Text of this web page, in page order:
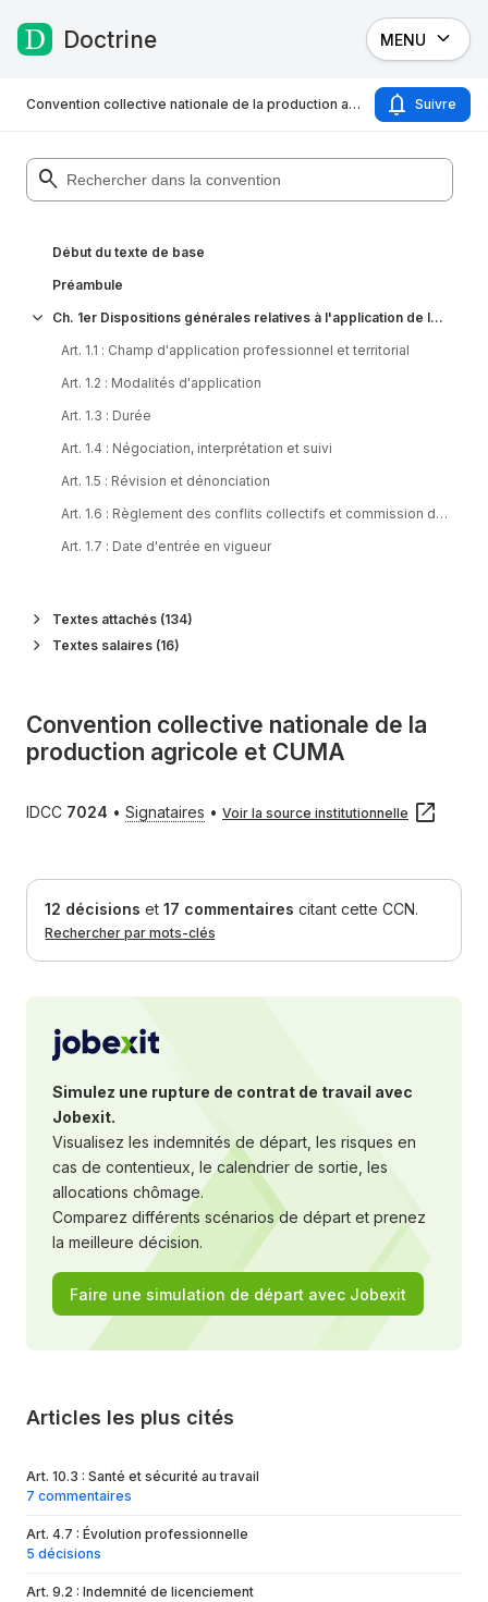
Passer au contenu
Doctrine MENU
Convention collective nationale de la production agricole et CUMA du 15 septembre 2020 Suivre
Début du texte de base
Préambule
Ch. 1er Dispositions générales relatives à l'application de la
Art. 1.1 : Champ d'application professionnel et territorial
Art. 1.2 : Modalités d'application
Art. 1.3 : Durée
Art. 1.4 : Négociation, interprétation et suivi
Art. 1.5 : Révision et dénonciation
Art. 1.6 : Règlement des conflits collectifs et commission de
Art. 1.7 : Date d'entrée en vigueur
Ch. 2 Droits individuels et collectifs
Art. 2.1 :Liberté d'expression et liberté syndicale
Art. 2.4 :Droit syndical
Art. 2.6: Commission paritaire d'hygiène, de sécurité et des
Art. 3.2:Apprentissage
Ch. 4 Classification
Art. 4.2:Principes de la valorisation d'un emploi
Art. 4.4: Prise en compte de l'évolution personnelle
Art. 4.5
Paliers
Art. 4.6 :Catégories socioprofessionnelles
Art. 4.7: Évolution professionnelle
Ch. 5 Rémunération
Salaire
Art. 5.2: Paie
Ch. 6 Protection sociale complémentaire
Ch. 7 Dispositions relatives à l'emploi
Art. 7.2:Période d'essai
Art. 7.3
: Emploi des jeunes mineurs
Art. 7.4
Art. 7.5:Emploi des salariés en situation de handicap
Textes attachés (134)
Textes salaires (16)
Convention collective nationale de la
production agricole et CUMA
IDCC 7024 • Signataires • Voir la source institutionnelle
12 décisions et 17 commentaires citant cette CCN.
Rechercher par mots-clés
Simulez une rupture de contrat de travail avec
Jobexit.
Visualisez les indemnités de départ, les risques en
cas de contentieux, le calendrier de sortie, les
allocations chômage.
Comparez différents scénarios de départ et prenez
la meilleure décision.
Faire une simulation de départ avec Jobexit
Articles les plus cités
Art. 10.3 : Santé et sécurité au travail
7 commentaires
Art. 4.7 : Évolution professionnelle
5 décisions
Art. 9.2 : Indemnité de licenciement